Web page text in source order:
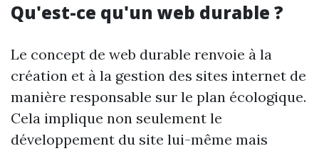
Qu'est-ce qu'un web durable ?
Le concept de web durable renvoie à la
création et à la gestion des sites internet de
manière responsable sur le plan écologique.
Cela implique non seulement le
développement du site lui-même mais